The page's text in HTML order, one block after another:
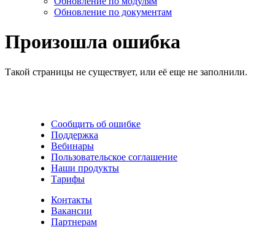
Обновление по документам
Произошла ошибка
Такой страницы не существует, или её еще не заполнили.
Сообщить об ошибке
Поддержка
Вебинары
Пользовательское соглашение
Наши продукты
Тарифы
Контакты
Вакансии
Партнерам